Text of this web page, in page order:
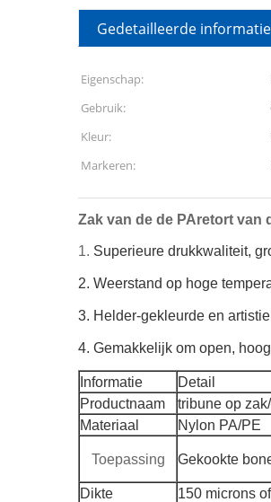
Gedetailleerde informatie
Eigenschap:
Gebruik:
Kleur:
Markeren:
Zak van de de PAretort van
1. Superieure drukkwaliteit,
2. Weerstand op hoge
3. Helder-gekleurde en
4. Gemakkelijk om open,
Informatie
Detail
Productnaam
tribune op
Materiaal
Nylon PA/PE
Toepassing Gekookte
Dikte
150 microns